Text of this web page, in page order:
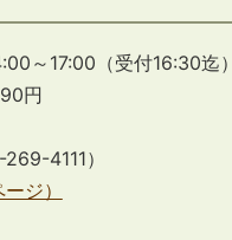
～17:00（受付16:30迄
円
4111）
ジ）